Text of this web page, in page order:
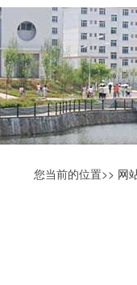
您当前的位置>> 网